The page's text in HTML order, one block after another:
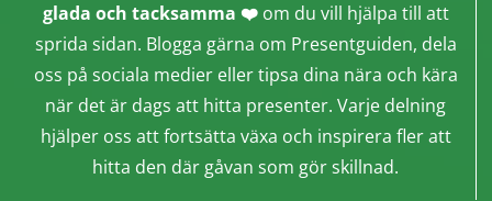
glada och tacksamma ❤️om du vill hjälpa till att
sprida sidan. Blogga gärna om Presentguiden, dela
oss på sociala medier eller tipsa dina nära och kära
när det är dags att hitta presenter. Varje delning
hjälper oss att fortsätta växa och inspirera fler att
hitta den där gåvan som gör skillnad.